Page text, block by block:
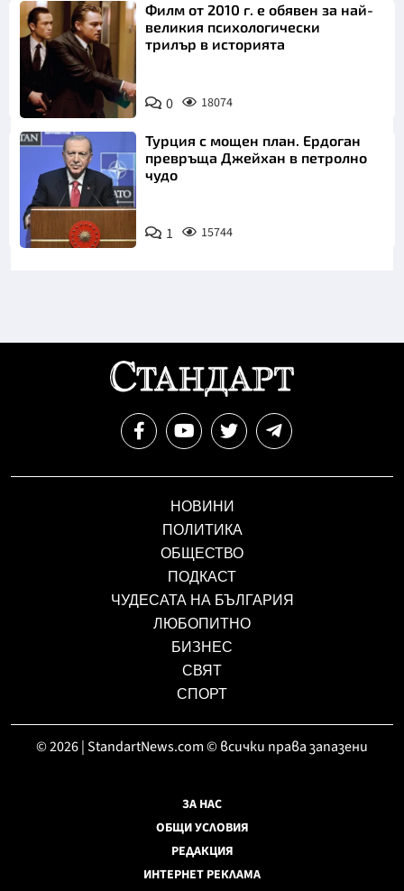
Филм от 2010 г. е обявен за най-
великия психологически
трилър в историята
0 18074
Турция с мощен план. Ердоган
превръща Джейхан в петролно
чудо
1 15744
НОВИНИ
ПОЛИТИКА
ОБЩЕСТВО
ПОДКАСТ
ЧУДЕСАТА НА БЪЛГАРИЯ
ЛЮБОПИТНО
БИЗНЕС
СВЯТ
СПОРТ
© 2026 | StandartNews.com © всички права запазени
ЗА НАС
ОБЩИ УСЛОВИЯ
РЕДАКЦИЯ
ИНТЕРНЕТ РЕКЛАМА